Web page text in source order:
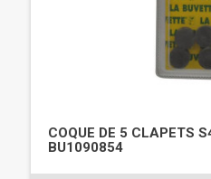
COQUE DE 5 CLAPETS
BU1090854